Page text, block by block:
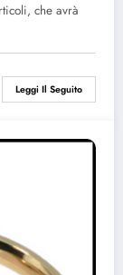
che avrà
Leggi Il Seguito